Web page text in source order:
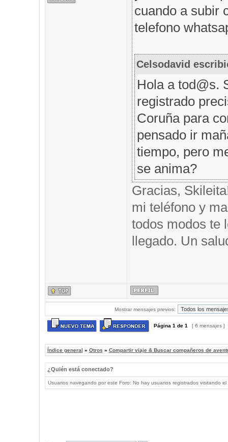
cuando a subir
telefono
Celsodavid
Hola a tod@s.
registrado
Coruña para
pensado ir
tiempo, pero
se anima?
Gracias,
mi teléfono y
todos modos te
llegado. Un
Mostrar mensajes previos:
Página 1 de 1 [ 6 mensajes ]
Índice general » Otros » Compartir viaje & Buscar compañeros de
¿Quién está conectado?
Usuarios navegando por este Foro: No hay usuarios registrados visitando